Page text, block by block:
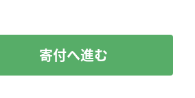
寄付へ進む